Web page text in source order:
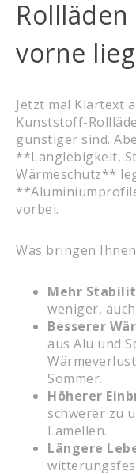
vorne
Jetzt mal Klartext
Kunststoff-
günstiger sind.
**Langlebigkeit,
Wärmeschutz**
vorbei.
Was bringen
Mehr
weniger,
Besserer
aus Alu und
Sommer.
Höherer
schwerer zu
Lamellen.
Längere